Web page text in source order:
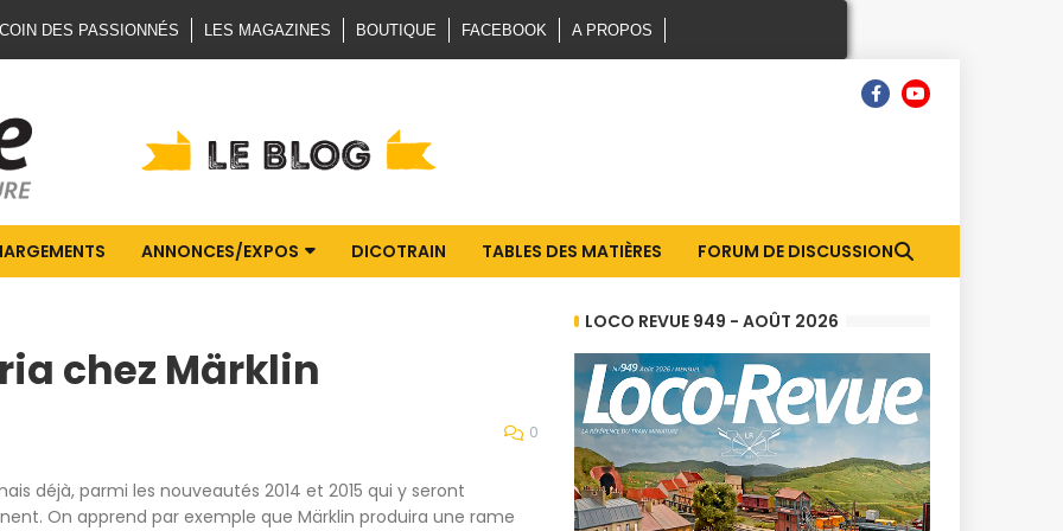
DES PASSIONNÉS LES MAGAZINES BOUTIQUE FACEBOOK A PROPOS
ANNONCES/EXPOS DICOTRAIN TABLES DES MATIÈRES FORUM DE DISCUSSION
chez Märklin
0
déjà, parmi les nouveautés 2014 et 2015 qui y seront
On apprend par exemple que Märklin produira une rame
LOCO REVUE 949 - AOÛT 2026